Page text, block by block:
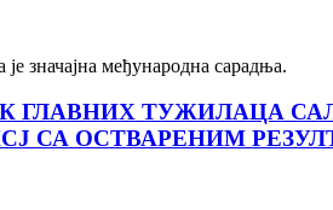
значајна међународна сарадња.
ГЛАВНИХ ТУЖИЛАЦА
СА ОСТВАРЕНИМ